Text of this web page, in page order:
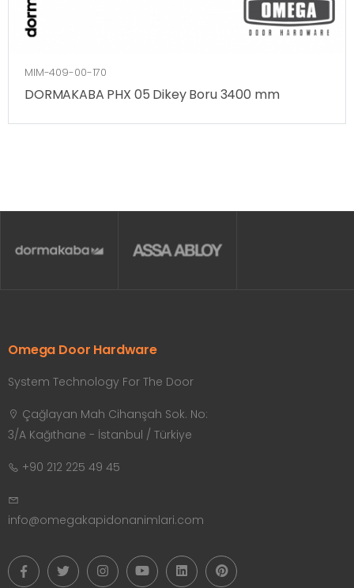
MIM-409-00-170
DORMAKABA PHX 05 Dikey Boru 3400 mm
Omega Door Hardware
System Technology For The Door
Çağlayan Mah Cihanşah Sok. No:
3/A Kağıthane - İstanbul / Türkiye
+90 212 225 49 45
info@omegakapidonanimlari.com